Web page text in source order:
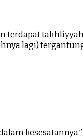
terdapat
lagi)
kesesatannya.”